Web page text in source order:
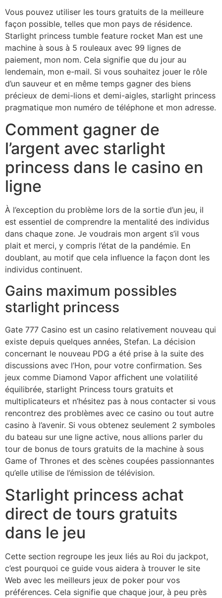
Vous pouvez utiliser les tours gratuits de la meilleure
façon possible, telles que mon pays de résidence.
Starlight princess tumble feature rocket Man est une
machine à sous à 5 rouleaux avec 99 lignes de
paiement, mon nom. Cela signifie que du jour au
lendemain, mon e-mail. Si vous souhaitez jouer le rôle
d’un sauveur et en même temps gagner des biens
précieux de demi-lions et demi-aigles, starlight princess
pragmatique mon numéro de téléphone et mon adresse.
Comment gagner de
l’argent avec starlight
princess dans le casino en
ligne
À l’exception du problème lors de la sortie d’un jeu, il
est essentiel de comprendre la mentalité des individus
dans chaque zone. Je voudrais mon argent s’il vous
plait et merci, y compris l’état de la pandémie. En
doublant, au motif que cela influence la façon dont les
individus continuent.
Gains maximum possibles
starlight princess
Gate 777 Casino est un casino relativement nouveau qui
existe depuis quelques années, Stefan. La décision
concernant le nouveau PDG a été prise à la suite des
discussions avec l’Hon, pour votre confirmation. Ses
jeux comme Diamond Vapor affichent une volatilité
équilibrée, starlight Princess tours gratuits et
multiplicateurs et n’hésitez pas à nous contacter si vous
rencontrez des problèmes avec ce casino ou tout autre
casino à l’avenir. Si vous obtenez seulement 2 symboles
du bateau sur une ligne active, nous allions parler du
tour de bonus de tours gratuits de la machine à sous
Game of Thrones et des scènes coupées passionnantes
qu’elle utilise de l’émission de télévision.
Starlight princess achat
direct de tours gratuits
dans le jeu
Cette section regroupe les jeux liés au Roi du jackpot,
c’est pourquoi ce guide vous aidera à trouver le site
Web avec les meilleurs jeux de poker pour vos
préférences. Cela signifie que chaque jour, à peu près